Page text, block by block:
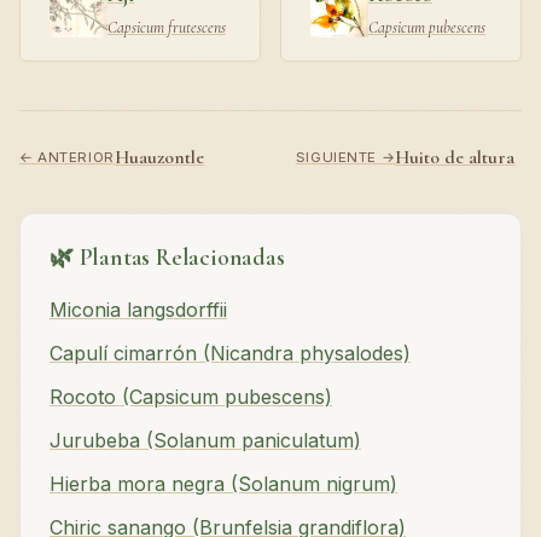
Capsicum frutescens Capsicum pubescens
← ANTERIOR Huauzontle SIGUIENTE →Huito de altura
🌿 Plantas Relacionadas
Miconia langsdorffii
Capulí cimarrón (Nicandra physalodes)
Rocoto (Capsicum pubescens)
Jurubeba (Solanum paniculatum)
Hierba mora negra (Solanum nigrum)
Chiric sanango (Brunfelsia grandiflora)